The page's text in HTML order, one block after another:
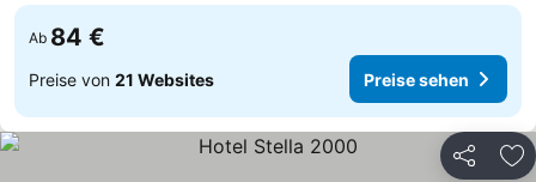
Ab 84 €
Preise von 21 Websites Preise sehen
Teilen